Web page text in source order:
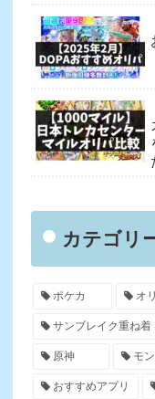
カテゴリ
ポケカ オ
サンブレイク重ね着
原神 モ
おすすめアプリ